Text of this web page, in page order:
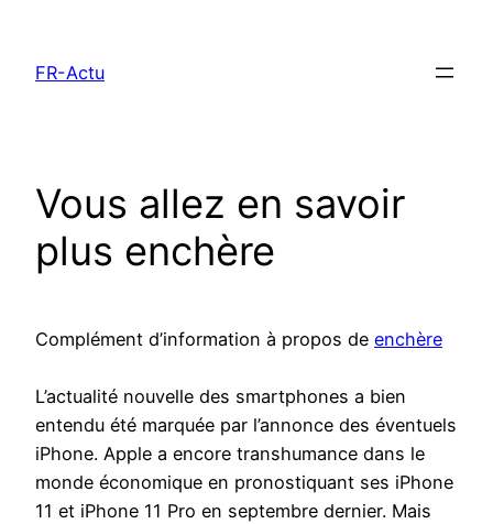
contenu
FR-Actu
Vous allez en savoir
plus enchère
Complément d’information à propos de enchère
L’actualité nouvelle des smartphones a bien
entendu été marquée par l’annonce des éventuels
iPhone. Apple a encore transhumance dans le
monde économique en pronostiquant ses iPhone
11 et iPhone 11 Pro en septembre dernier. Mais